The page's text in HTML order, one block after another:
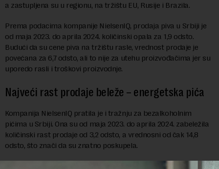
a zastupljena su u regionu, na tržištu EU, Rusije i Brazila.
Prema podacima kompanije NielsenIQ, prodaja piva u Srbiji je
od maja 2023. do aprila 2024. količinski opala za 1,9 odsto.
Budući da su cene piva na tržištu rasle, vrednost prodaje je
povećana za 6,7 odsto, ali to nije za utehu proizvođačima jer su
uporedo rasli i troškovi proizvodnje.
Najveći rast prodaje beleže – energetska pića
Kompanija NielsenIQ pratila je i tražnju za bezalkoholnim
pićima u Srbiji. Ona su od maja 2023. do aprila 2024. zabeležila
količinski rast prodaje od 3,2 odsto, a vrednosni od čak 14,8
odsto, što znači da su znatno poskupela.